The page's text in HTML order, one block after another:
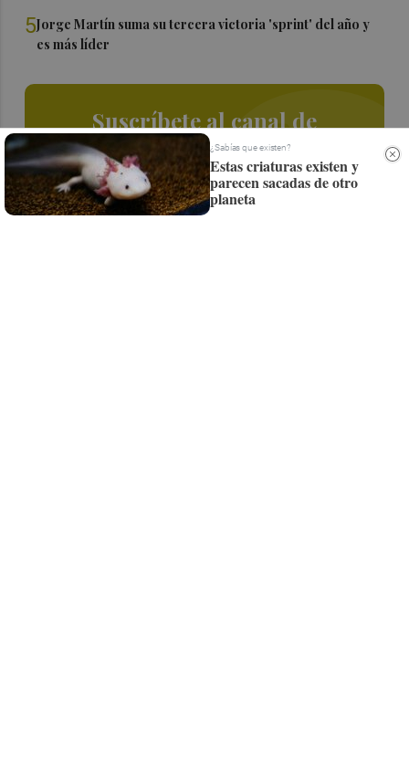
5Jorge Martín suma su tercera victoria 'sprint' del año y
es más líder
Suscríbete al canal de
Whatsapp
Siempre al día de las últimas noticias
¡Quiero suscribirme!
¿Sabías que existen?
Estas criaturas existen y
parecen sacadas de otro
planeta